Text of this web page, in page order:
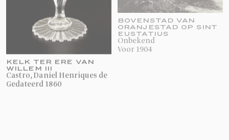
WILLEM III
Castro, Daniel Henriques de
gedateerd 1860
BOVENSTAD VAN
ORANJESTAD OP SINT
EUSTATIUS
onbekend
voor 1904